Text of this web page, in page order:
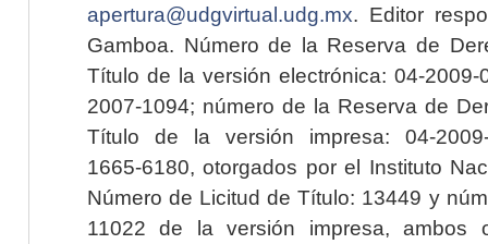
apertura@udgvirtual.udg.mx. Editor
Gamboa. Número de la Reserva de
Título de la versión electrónica: 04-2009-
2007-1094; número de la Reserva de
Título de la versión impresa: 04-2009-
1665-6180, otorgados por el Instituto
Número de Licitud de Título: 13449 y
11022 de la versión impresa, ambos